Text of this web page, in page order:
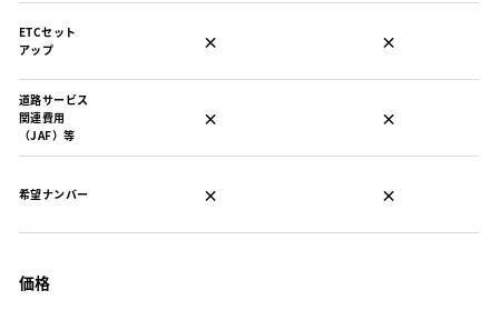
ETCセット
アップ
× ×
道路サービス
関連費用
（JAF）等
× ×
希望ナンバー × ×
価格